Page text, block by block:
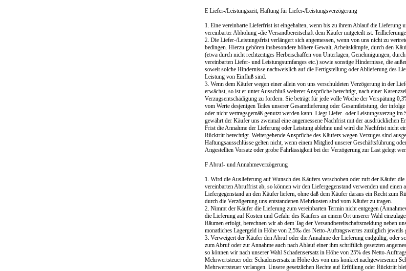
E Liefer-/Leistungszeit, Haftung für Liefer-/Leistungsverzögerung
1. Eine vereinbarte Lieferfrist ist eingehalten, wenn bis zu ihrem Ablauf die Lieferung
vereinbarter Abholung -die Versandbereitschaft dem Käufer mitgeteilt ist.
2. Die Liefer-/Leistungsfrist verlängert sich angemessen, wenn von uns nicht zu
bedingen. Hierzu gehören insbesondere höhere Gewalt, Arbeitskämpfe, durch den
(etwa durch nicht rechtzeitiges Herbeischaffen von Unterlagen, Genehmigungen,
vereinbarten Liefer- und Leistungsumfanges etc.) sowie sonstige Hindernisse, die
soweit solche Hindernisse nachweislich auf die Fertigstellung oder Ablieferung des
Leistung von Einfluß sind.
3. Wenn dem Käufer wegen einer allein von uns verschuldeten Verzögerung in der
erwächst, so ist er unter Ausschluß weiterer Ansprüche berechtigt, nach einer
Verzugsentschädigung zu fordern. Sie beträgt für jede volle Woche der Verspätung
vom Werte desjenigen Teiles unserer Gesamtlieferung oder Gesamtleistung, der
oder nicht vertragsgemäß genutzt werden kann. Liegt Liefer- oder Leistungsverzug im
gewährt der Käufer uns zweimal eine angemessene Nachfrist mit der ausdrücklichen
Frist die Annahme der Lieferung oder Leistung ablehne und wird die Nachfrist nicht
Rücktritt berechtigt. Weitergehende Ansprüche des Käufers wegen Verzuges sind
Haftungsausschlüsse gelten nicht, wenn einem Mitglied unserer Geschäftsführung
Angestellten Vorsatz oder grobe Fahrlässigkeit bei der Verzögerung zur Last gelegt
F Abruf- und Annahmeverzögerung
1. Wird die Auslieferung auf Wunsch des Käufers verschoben oder ruft der Käufer
vereinbarten Abruffrist ab, so können wir den Liefergegenstand verwenden und einen
Liefergegenstand an den Käufer liefern, ohne daß dem Käufer daraus ein Recht zum
durch die Verzögerung uns entstandenen Mehrkosten sind vom Käufer zu tragen.
2. Nimmt der Käufer die Lieferung zum vereinbarten Termin nicht entgegen
die Lieferung auf Kosten und Gefahr des Käufers an einem Ort unserer Wahl
Räumen erfolgt, berechnen wir ab dem Tag der Versandbereitschaftsmeldung neben
monatliches Lagergeld in Höhe von 2,5‰ des Netto-Auftragswertes zuzüglich jeweils
3. Verweigert der Käufer den Abruf oder die Annahme der Lieferung endgültig, oder
zum Abruf oder zur Annahme auch nach Ablauf einer ihm schriftlich gesetzten
so können wir nach unserer Wahl Schadensersatz in Höhe von 25% des Netto-
Mehrwertsteuer oder Schadensersatz in Höhe des von uns konkret nachgewiesenen
Mehrwertsteuer verlangen. Unsere gesetzlichen Rechte auf Erfüllung oder Rücktritt